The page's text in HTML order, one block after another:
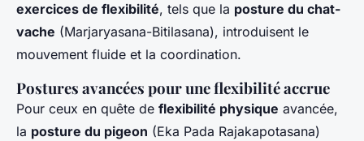
exercices de flexibilité, tels que la posture du chat-
vache (Marjaryasana-Bitilasana), introduisent le
mouvement fluide et la coordination.
Postures avancées pour une flexibilité accrue
Pour ceux en quête de flexibilité physique avancée,
la posture du pigeon (Eka Pada Rajakapotasana)